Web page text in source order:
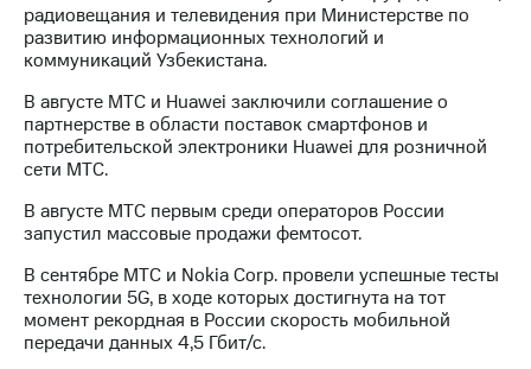
радиовещания и телевидения при Министерстве по
развитию информационных технологий и
коммуникаций Узбекистана.
В августе МТС и Huawei заключили соглашение о
партнерстве в области поставок смартфонов и
потребительской электроники Huawei для розничной
сети МТС.
В августе МТС первым среди операторов России
запустил массовые продажи фемтосот.
В сентябре МТС и Nokia Corp. провели успешные тесты
технологии 5G, в ходе которых достигнута на тот
момент рекордная в России скорость мобильной
передачи данных 4,5 Гбит/с.